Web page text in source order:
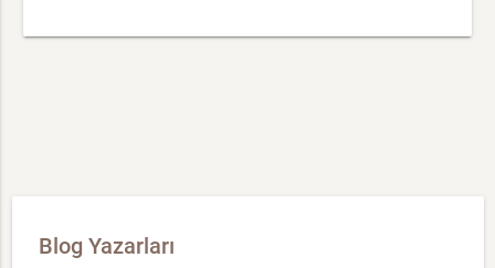
Blog Yazarları